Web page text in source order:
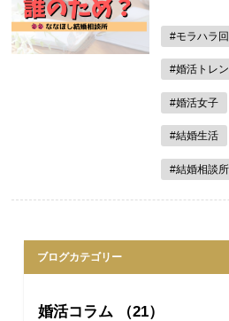
#モラハラ
#婚活トレ
#婚活女子
#結婚生活
#結婚相談所
ブログカテゴリー
婚活コラム （21）